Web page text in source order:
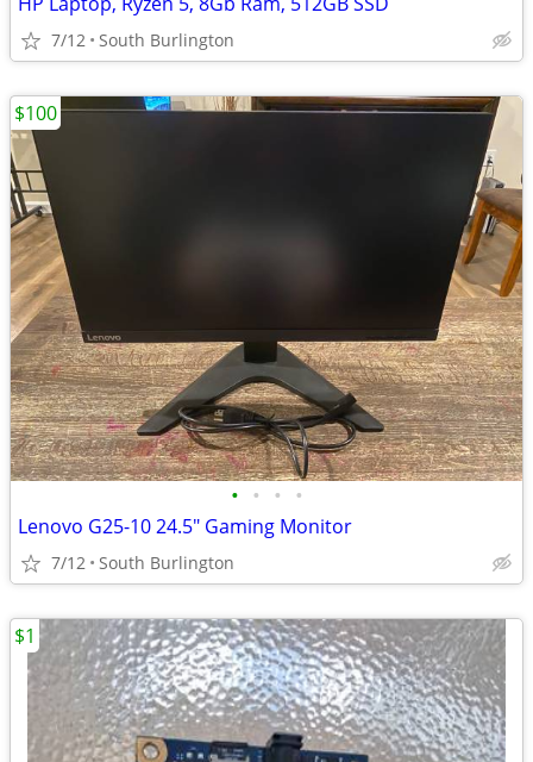
7/12 South Burlington
• • • •
Lenovo G25-10 24.5" Gaming Monitor
7/12 South Burlington
$100
$1